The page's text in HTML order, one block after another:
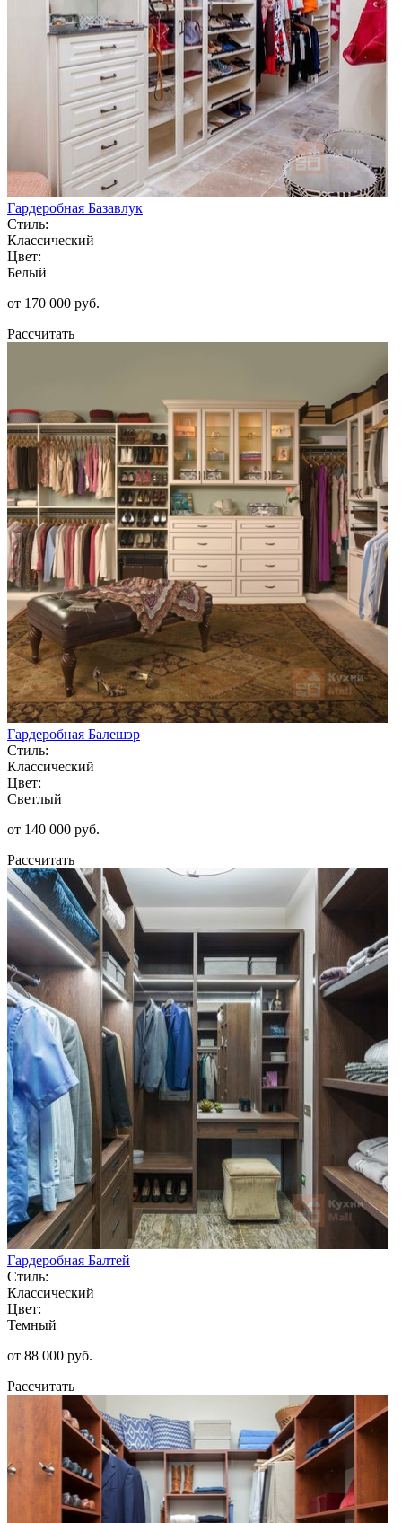
Гардеробная Базавлук
Стиль:
Классический
Цвет:
Белый
от 170 000 руб.
Рассчитать
Гардеробная Балешэр
Стиль:
Классический
Цвет:
Светлый
от 140 000 руб.
Рассчитать
Гардеробная Балтей
Стиль:
Классический
Цвет:
Темный
от 88 000 руб.
Рассчитать